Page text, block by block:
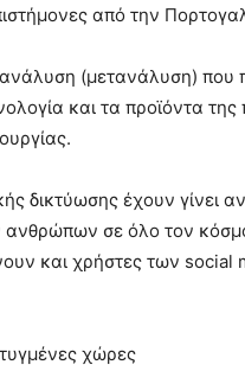
από την
(μετανάλυση) που
και τα προϊόντα
δικτύωσης έχουν γίνει
ανθρώπων σε όλο τον
και χρήστες των social
χώρες